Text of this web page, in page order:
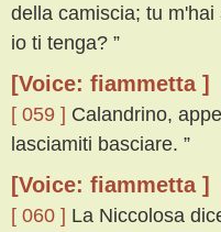
della camiscia; tu
io ti tenga? ”
[Voice: fiammetta ]
[ 059 ] Calandrino,
lasciamiti basciare. ”
[Voice: fiammetta ]
[ 060 ] La Niccolosa